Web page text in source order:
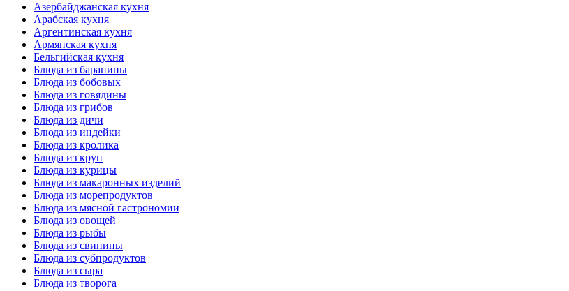
Азербайджанская кухня
Арабская кухня
Аргентинская кухня
Армянская кухня
Бельгийская кухня
Блюда из баранины
Блюда из бобовых
Блюда из говядины
Блюда из грибов
Блюда из дичи
Блюда из индейки
Блюда из кролика
Блюда из круп
Блюда из курицы
Блюда из макаронных изделий
Блюда из морепродуктов
Блюда из мясной гастрономии
Блюда из овощей
Блюда из рыбы
Блюда из свинины
Блюда из субпродуктов
Блюда из сыра
Блюда из творога